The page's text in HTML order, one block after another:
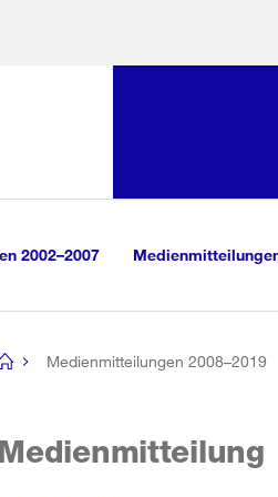
2002–2007
Medienmitteilungen 2008–2019